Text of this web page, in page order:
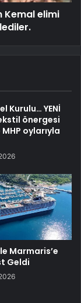
Kemal elimi
Kurulu… YENİ
önergesi
oylarıyla
Marmaris’e
Geldi